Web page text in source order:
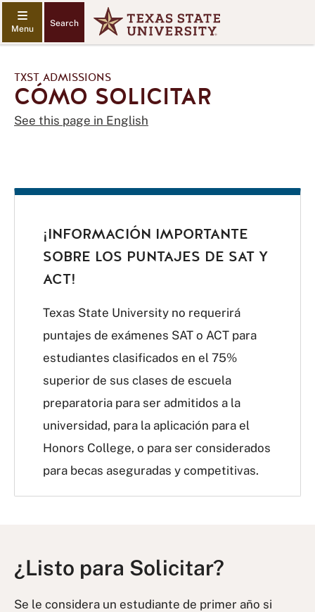
Search
TXST ADMISSIONS
CÓMO SOLICITAR
See this page in English
¡INFORMACIÓN IMPORTANTE
SOBRE LOS PUNTAJES DE SAT Y
ACT!
Texas State University no requerirá
puntajes de exámenes SAT o ACT para
estudiantes clasificados en el 75%
superior de sus clases de escuela
preparatoria para ser admitidos a la
universidad, para la aplicación para el
Honors College, o para ser considerados
para becas aseguradas y competitivas.
¿Listo para Solicitar?
Se le considera un estudiante de primer año si